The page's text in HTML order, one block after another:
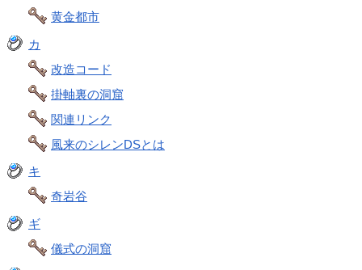
黄金都市
カ
改造コード
掛軸裏の洞窟
関連リンク
風来のシレンDSとは
キ
奇岩谷
ギ
儀式の洞窟